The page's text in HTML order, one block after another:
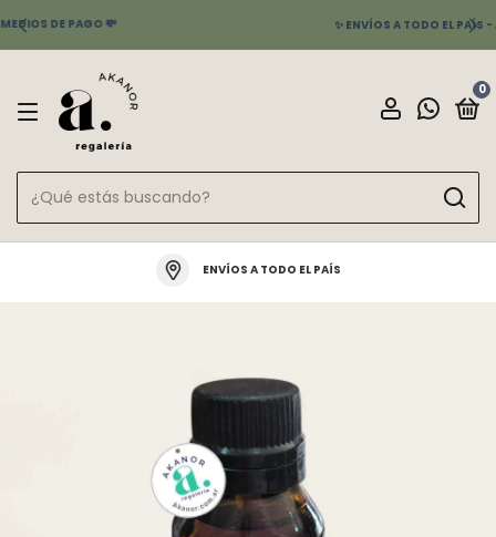
✨ ENVÍOS A TODO EL PAÍS - ANDREANI - CORREO ARGENTINO
0
ENVÍOS A TODO EL PAÍS